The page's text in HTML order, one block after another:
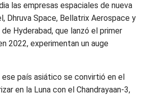
las empresas espaciales de nueva
Dhruva Space, Bellatrix Aerospace y
Hyderabad, que lanzó el primer
2022, experimentan un auge
ese país asiático se convirtió en el
en la Luna con el Chandrayaan-3,